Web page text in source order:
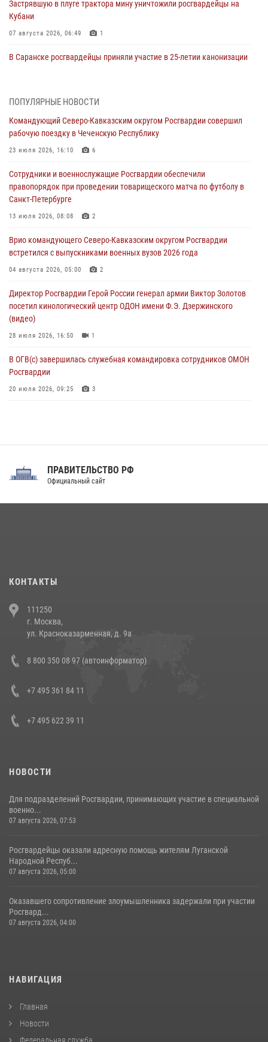
Застрявшую в плуге трактора мину уничтожили росгвардейцы на
Кубани
07 августа 2026, 06:49 1
В Саранске росгвардейцы приняли участие в 25‑летии канонизации
Народной Республики
07 августа 2026, 05:00
с детьми внутри
07 августа 2026, 04:10 1
Оказавшего сопротивление злоумышленника задержали при
07 августа 2026, 04:00 1
При силовой поддержке спецназа Росгвардии в Красноярском крае
(видео)
1
ПОПУЛЯРНЫЕ НОВОСТИ
Командующий Северо-Кавказским округом Росгвардии совершил
рабочую поездку в Чеченскую Республику
23 июля 2026, 16:10 6
Сотрудники и военнослужащие Росгвардии обеспечили
правопорядок при проведении товарищеского матча по футболу в
Санкт-Петербурге
13 июля 2026, 08:08 2
Врио командующего Северо-Кавказским округом Росгвардии
встретился с выпускниками военных вузов 2026 года
04 августа 2026, 05:00 2
Директор Росгвардии Герой России генерал армии Виктор Золотов
посетил кинологический центр ОДОН имени Ф.Э. Дзержинского
(видео)
28 июля 2026, 16:50 1
В ОГВ(с) завершилась служебная командировка сотрудников ОМОН
Росгвардии
20 июля 2026, 09:25 3
Праздник «Один день с Росгвардией» к 105-летию Центрального
напавших на бригаду скорой помощи (видео)
14 июля 2026, 12:20
В Росгвардии прошла военно-научная конференция по обобщению
боевого опыта
ПРАВИТЕЛЬСТВО РФ
Официальный сайт
КОНТАКТЫ
111250
г. Москва,
ул. Красноказарменная, д. 9а
8 800 350 08 97 (автоинформатор)
+7 495 361 84 11
+7 495 622 39 11
НОВОСТИ
Для подразделений Росгвардии, принимающих участие в специальной
военно...
07 августа 2026, 07:53
Росгвардейцы оказали адресную помощь жителям Луганской
Народной Респуб...
07 августа 2026, 05:00
Оказавшего сопротивление злоумышленника задержали при участии
Росгвард...
07 августа 2026, 04:00
НАВИГАЦИЯ
Главная
Новости
Федеральная служба